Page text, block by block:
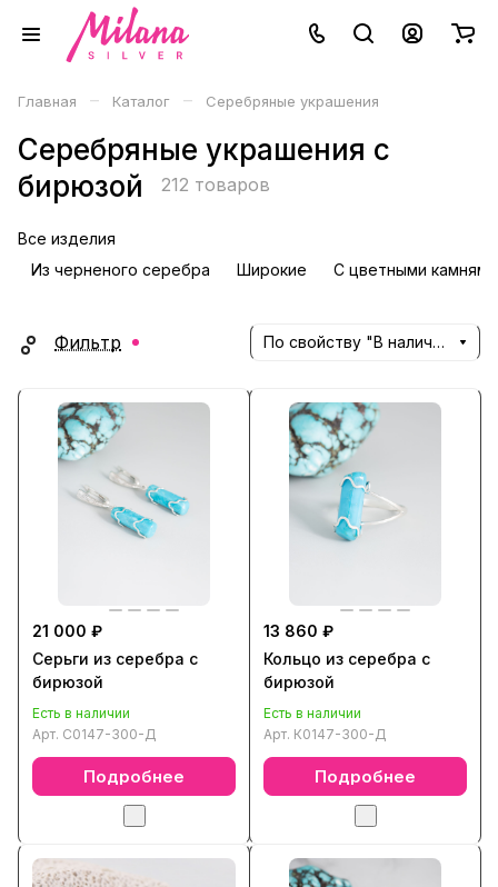
Главная – Каталог – Серебряные украшения
Серебряные украшения с
бирюзой
212 товаров
Все изделия
Из черненого серебра
Широкие С цветными камнями
Фильтр По свойству "В наличии" (убывание)
21 000 ₽
Серьги из серебра с
бирюзой
Есть в наличии
Арт. С0147-300-Д
Подробнее
13 860 ₽
Кольцо из серебра с
бирюзой
Есть в наличии
Арт. К0147-300-Д
Подробнее